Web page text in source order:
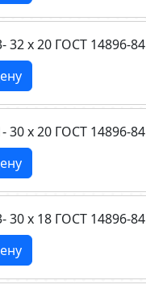
32 х 20 ГОСТ 14896-84
30 х 20 ГОСТ 14896-84
30 х 18 ГОСТ 14896-84